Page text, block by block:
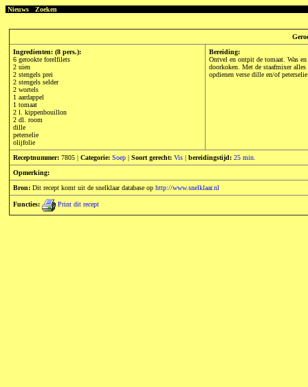
Nieuws Zoeken
Ingredienten: (8 pers.):
6 gerookte forelfilets
2 uien
2 stengels prei
2 stengels selder
2 wortels
1 aardappel
1 tomaat
2 l. kippenbouillon
2 dl. room
dille
peterselie
olijfolie
Bereiding:
Ontvel en ontpit de tomaat. Was
doorkoken. Met de staafmixer
opdienen verse dille en/of
Receptnummer: 7805 | Categorie: Soep | Soort gerecht: Vis | bereidingstijd: 25 min.
Opmerking:
Bron: Dit recept komt uit de snelklaar database op http://www.snelklaar.nl
Functies: Print dit recept